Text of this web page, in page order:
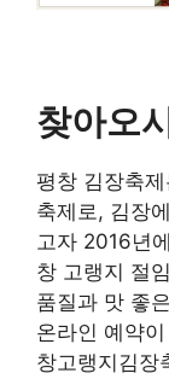
찾아오
평창 김장축
축제로, 김장
고자 2016년
창 고랭지 절
품질과 맛 좋
온라인 예약
창고랭지김장